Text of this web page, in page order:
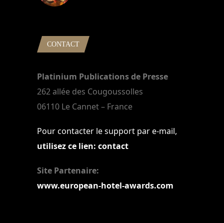
CONTACT
Platinium Publications de Presse
262 allée des Cougoussolles
06110 Le Cannet – France
Pour contacter le support par e-mail,
utilisez ce lien: contact
Site Partenaire:
www.european-hotel-awards.com